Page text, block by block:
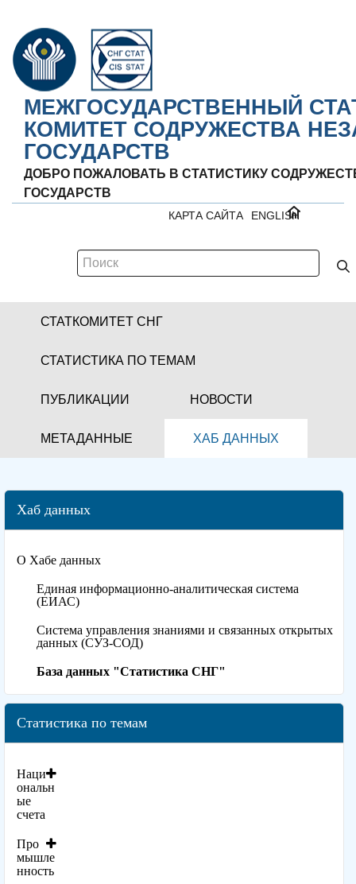
МЕЖГОСУДАРСТВЕННЫЙ
КОМИТЕТ СОДРУЖЕСТВА
ГОСУДАРСТВ
ДОБРО ПОЖАЛОВАТЬ В СТАТИСТИКУ
ГОСУДАРСТВ
ENGLISH
КАРТА САЙТА
СТАТКОМИТЕТ СНГ
СТАТИСТИКА ПО ТЕМАМ
ПУБЛИКАЦИИ НОВОСТИ
МЕТАДАННЫЕ ХАБ ДАННЫХ
Хаб данных
О Хабе данных
Единая информационно-аналитическая система
(ЕИАС)
Система управления знаниями и связанных открытых
данных (СУЗ-СОД)
База данных "Статистика СНГ"
Статистика по темам
Наци
ональн
ые
счета
Про
мышле
нность